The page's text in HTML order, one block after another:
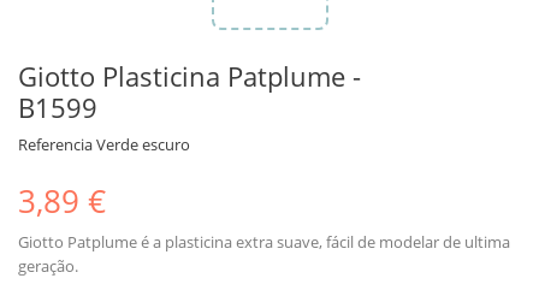
Giotto Plasticina Patplume -
B1599
ReferenciaVerde escuro
3,89 €
Giotto Patplume é a plasticina extra suave, fácil de modelar de ultima
geração.